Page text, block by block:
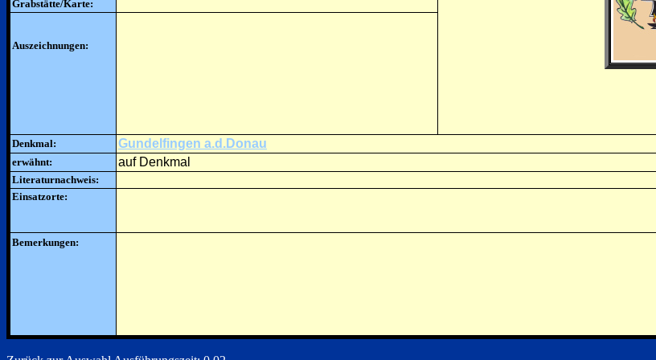
Grabstätte/Karte:
Auszeichnungen:
Denkmal: Gundelfingen a.d.Donau
erwähnt: auf Denkmal
Literaturnachweis:
Einsatzorte:
Bemerkungen: